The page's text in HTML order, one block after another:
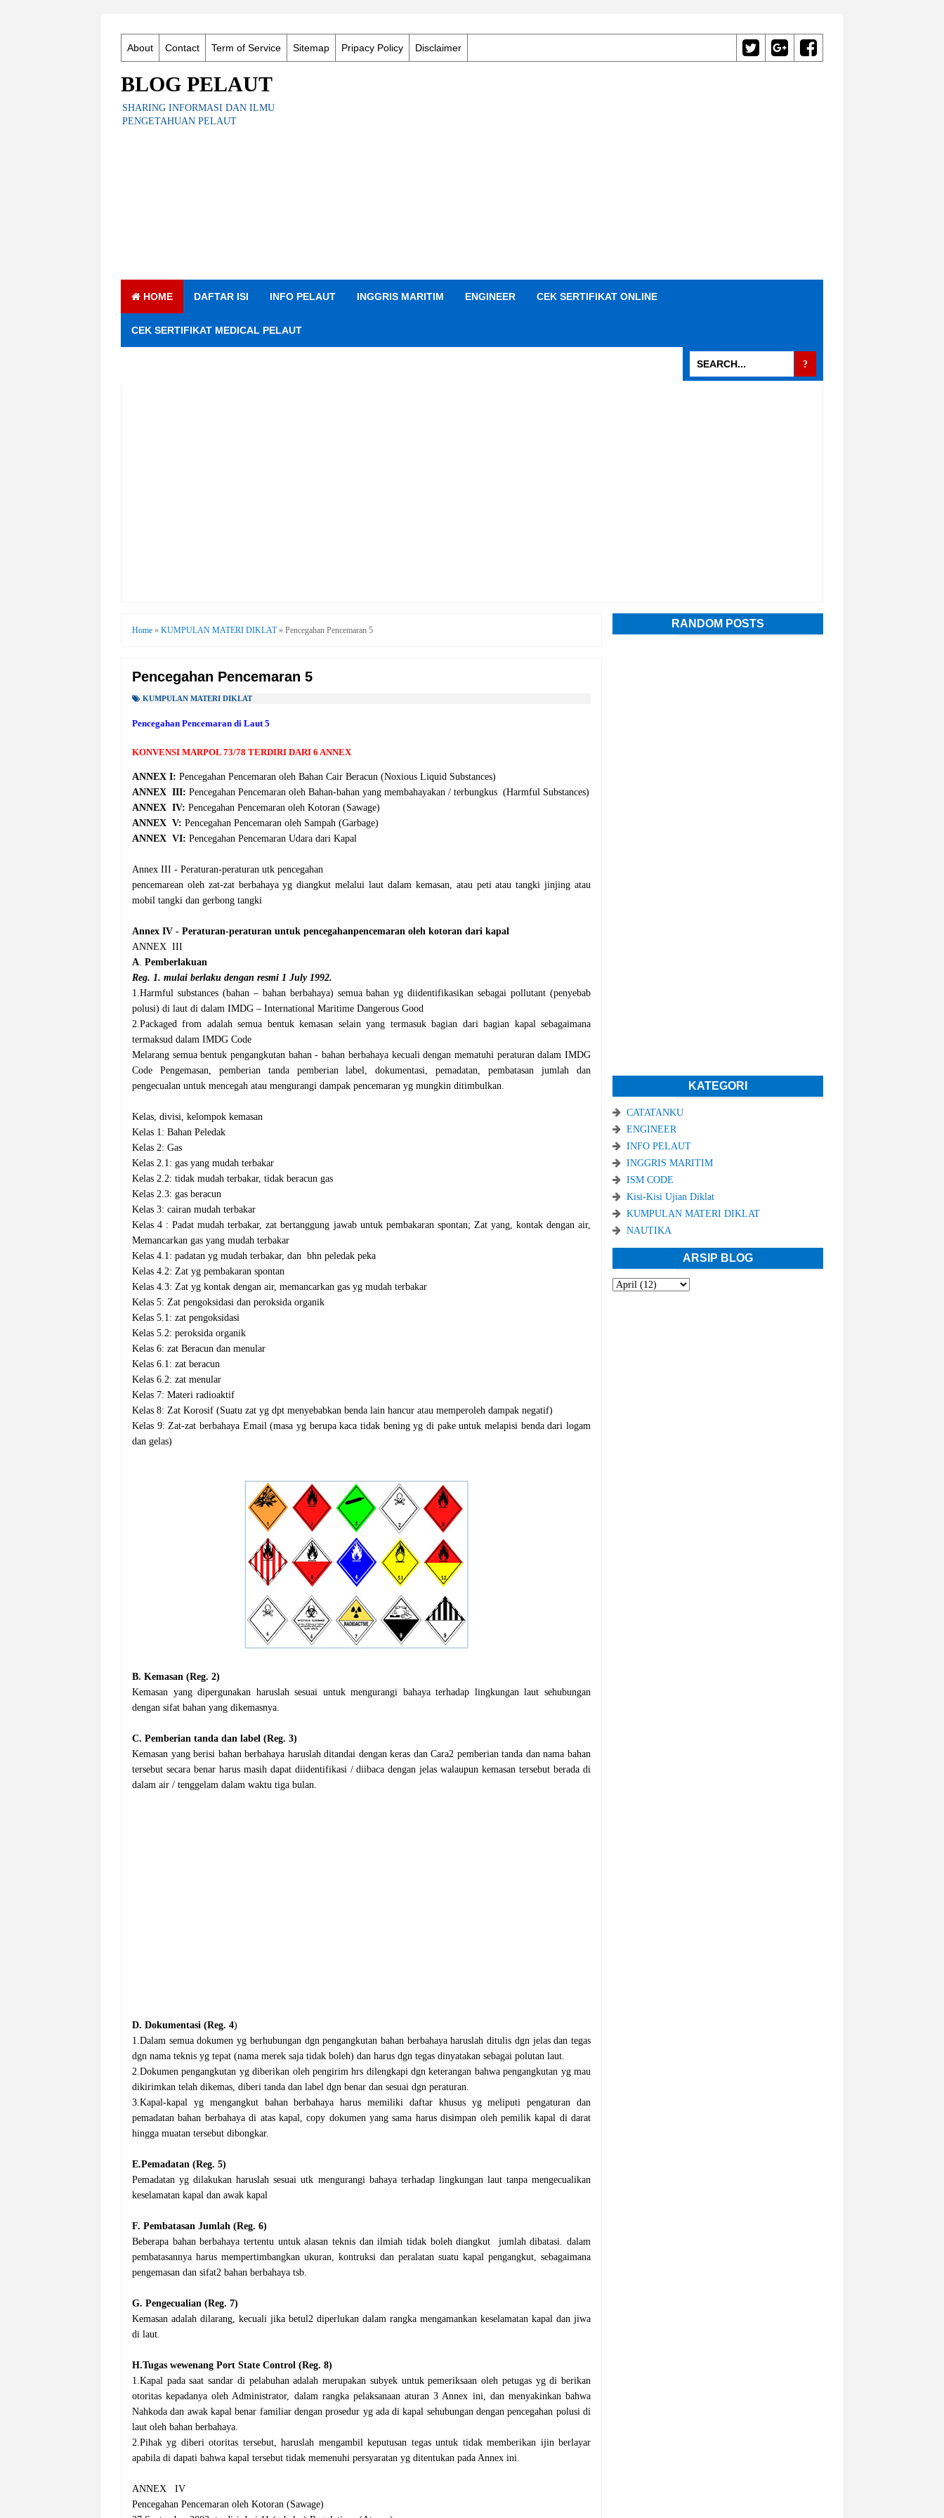
About Contact Term of Service Sitemap Pripacy Policy Disclaimer
BLOG PELAUT
SHARING INFORMASI DAN ILMU
PENGETAHUAN PELAUT
HOME DAFTAR ISI INFO PELAUT INGGRIS MARITIM ENGINEER CEK SERTIFIKAT ONLINE
CEK SERTIFIKAT MEDICAL PELAUT
Home » KUMPULAN MATERI DIKLAT» Pencegahan Pencemaran 5
Pencegahan Pencemaran 5
KUMPULAN MATERI DIKLAT
Pencegahan Pencemaran di Laut 5
KONVENSI MARPOL 73/78 TERDIRI DARI 6 ANNEX
ANNEX I: Pencegahan Pencemaran oleh Bahan Cair Beracun (Noxious Liquid Substances)
ANNEX III: Pencegahan Pencemaran oleh Bahan-bahan yang membahayakan / terbungkus (Harmful Substances)
ANNEX IV: Pencegahan Pencemaran oleh Kotoran (Sawage)
ANNEX V: Pencegahan Pencemaran oleh Sampah (Garbage)
ANNEX VI: Pencegahan Pencemaran Udara dari Kapal
Annex III - Peraturan-peraturan utk pencegahan
pencemarean oleh zat-zat berbahaya yg diangkut melalui laut dalam kemasan, atau peti atau tangki jinjing atau
mobil tangki dan gerbong tangki
Annex IV - Peraturan-peraturan untuk pencegahanpencemaran oleh kotoran dari kapal
ANNEX III
A Pemberlakuan
Reg. 1. mulai berlaku dengan resmi 1 July 1992.
1.Harmful substances (bahan – bahan berbahaya) semua bahan yg diidentifikasikan sebagai pollutant (penyebab
polusi) di laut di dalam IMDG – International Maritime Dangerous Good
2.Packaged from adalah semua bentuk kemasan selain yang termasuk bagian dari bagian kapal sebagaimana
termaksud dalam IMDG Code
Melarang semua bentuk pengangkutan bahan - bahan berbahaya kecuali dengan mematuhi peraturan dalam IMDG
Code Pengemasan, pemberian tanda pemberian label, dokumentasi, pemadatan, pembatasan jumlah dan
pengecualan untuk mencegah atau mengurangi dampak pencemaran yg mungkin ditimbulkan.
Kelas, divisi, kelompok kemasan
Kelas 1: Bahan Peledak
Kelas 2: Gas
Kelas 2.1: gas yang mudah terbakar
Kelas 2.2: tidak mudah terbakar, tidak beracun gas
Kelas 2.3: gas beracun
Kelas 3: cairan mudah terbakar
Kelas 4 : Padat mudah terbakar, zat bertanggung jawab untuk pembakaran spontan; Zat yang, kontak dengan air,
Memancarkan gas yang mudah terbakar
Kelas 4.1: padatan yg mudah terbakar, dan bhn peledak peka
Kelas 4.2: Zat yg pembakaran spontan
Kelas 4.3: Zat yg kontak dengan air, memancarkan gas yg mudah terbakar
Kelas 5: Zat pengoksidasi dan peroksida organik
Kelas 5.1: zat pengoksidasi
Kelas 5.2: peroksida organik
Kelas 6: zat Beracun dan menular
Kelas 6.1: zat beracun
Kelas 6.2: zat menular
Kelas 7: Materi radioaktif
Kelas 8: Zat Korosif (Suatu zat yg dpt menyebabkan benda lain hancur atau memperoleh dampak negatif)
Kelas 9: Zat-zat berbahaya Email (masa yg berupa kaca tidak bening yg di pake untuk melapisi benda dari logam
dan gelas)
B. Kemasan (Reg. 2)
Kemasan yang dipergunakan haruslah sesuai untuk mengurangi bahaya terhadap lingkungan laut sehubungan
dengan sifat bahan yang dikemasnya.
C. Pemberian tanda dan label (Reg. 3)
Kemasan yang berisi bahan berbahaya haruslah ditandai dengan keras dan Cara2 pemberian tanda dan nama bahan
tersebut secara benar harus masih dapat diidentifikasi / diibaca dengan jelas walaupun kemasan tersebut berada di
dalam air / tenggelam dalam waktu tiga bulan.
D. Dokumentasi (Reg. 4)
1.Dalam semua dokumen yg berhubungan dgn pengangkutan bahan berbahaya haruslah ditulis dgn jelas dan tegas
dgn nama teknis yg tepat (nama merek saja tidak boleh) dan harus dgn tegas dinyatakan sebagai polutan laut.
2.Dokumen pengangkutan yg diberikan oleh pengirim hrs dilengkapi dgn keterangan bahwa pengangkutan yg mau
dikirimkan telah dikemas, diberi tanda dan label dgn benar dan sesuai dgn peraturan.
3.Kapal-kapal yg mengangkut bahan berbahaya harus memiliki daftar khusus yg meliputi pengaturan dan
pemadatan bahan berbahaya di atas kapal, copy dokumen yang sama harus disimpan oleh pemilik kapal di darat
hingga muatan tersebut dibongkar.
E.Pemadatan (Reg. 5)
Pemadatan yg dilakukan haruslah sesuai utk mengurangi bahaya terhadap lingkungan laut tanpa mengecualikan
keselamatan kapal dan awak kapal
F. Pembatasan Jumlah (Reg. 6)
Beberapa bahan berbahaya tertentu untuk alasan teknis dan ilmiah tidak boleh diangkut jumlah dibatasi. dalam
pembatasannya harus mempertimbangkan ukuran, kontruksi dan peralatan suatu kapal pengangkut, sebagaimana
pengemasan dan sifat2 bahan berbahaya tsb.
G. Pengecualian (Reg. 7)
Kemasan adalah dilarang, kecuali jika betul2 diperlukan dalam rangka mengamankan keselamatan kapal dan jiwa
di laut.
H.Tugas wewenang Port State Control (Reg. 8)
1.Kapal pada saat sandar di pelabuhan adalah merupakan subyek untuk pemeriksaan oleh petugas yg di berikan
otoritas kepadanya oleh Administrator, dalam rangka pelaksanaan aturan 3 Annex ini, dan menyakinkan bahwa
Nahkoda dan awak kapal benar familiar dengan prosedur yg ada di kapal sehubungan dengan pencegahan polusi di
laut oleh bahan berbahaya.
2.Pihak yg diberi otoritas tersebut, haruslah mengambil keputusan tegas untuk tidak memberikan ijin berlayar
apabila di dapati bahwa kapal tersebut tidak memenuhi persyaratan yg ditentukan pada Annex ini.
ANNEX IV
Pencegahan Pencemaran oleh Kotoran (Sawage)
RANDOM POSTS
KATEGORI
CATATANKU
ENGINEER
INFO PELAUT
INGGRIS MARITIM
ISM CODE
Kisi-Kisi Ujian Diklat
KUMPULAN MATERI DIKLAT
NAUTIKA
ARSIP BLOG